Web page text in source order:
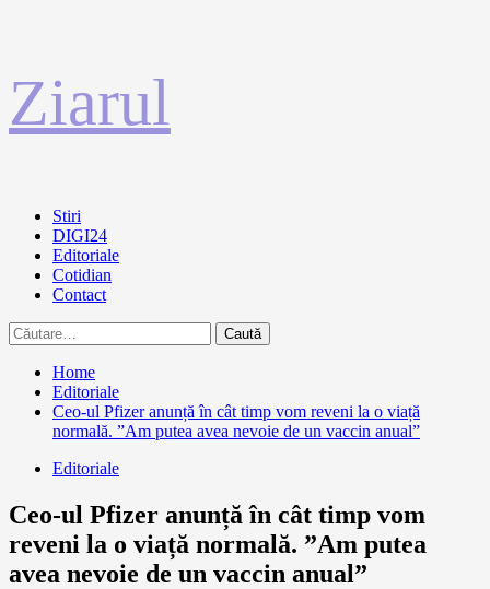
la
conținut
Ziarul
Primary
Menu
Stiri
DIGI24
Editoriale
Cotidian
Contact
Caută
după:
Home
Editoriale
Ceo-ul Pfizer anunță în cât timp vom reveni la o viață
normală. ”Am putea avea nevoie de un vaccin anual”
Editoriale
Ceo-ul Pfizer anunță în cât timp vom
reveni la o viață normală. ”Am putea
avea nevoie de un vaccin anual”